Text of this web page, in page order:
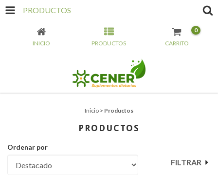
PRODUCTOS
INICIO PRODUCTOS CARRITO
0
Inicio > Productos
PRODUCTOS
Ordenar por
FILTRAR